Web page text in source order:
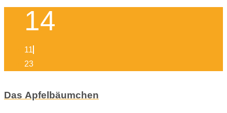
14
11
23
Das Apfelbäumchen